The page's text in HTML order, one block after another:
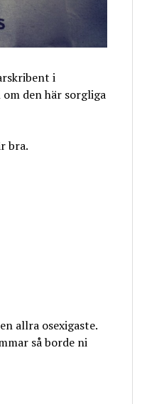
i
den här sorgliga
bra.
allra osexigaste.
så borde ni